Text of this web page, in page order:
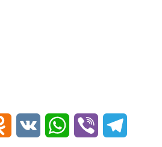
Odnoklassniki
VK WhatsApp
Viber